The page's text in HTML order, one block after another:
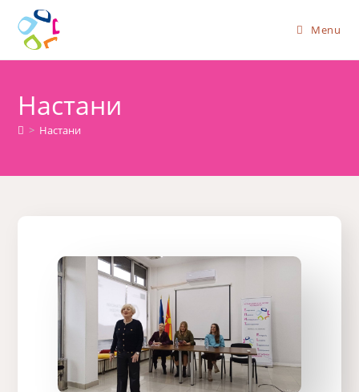
Menu
Настани
> Настани